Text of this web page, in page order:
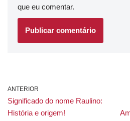
que eu comentar.
ANTERIOR
Significado do nome Raulino:
História e origem!